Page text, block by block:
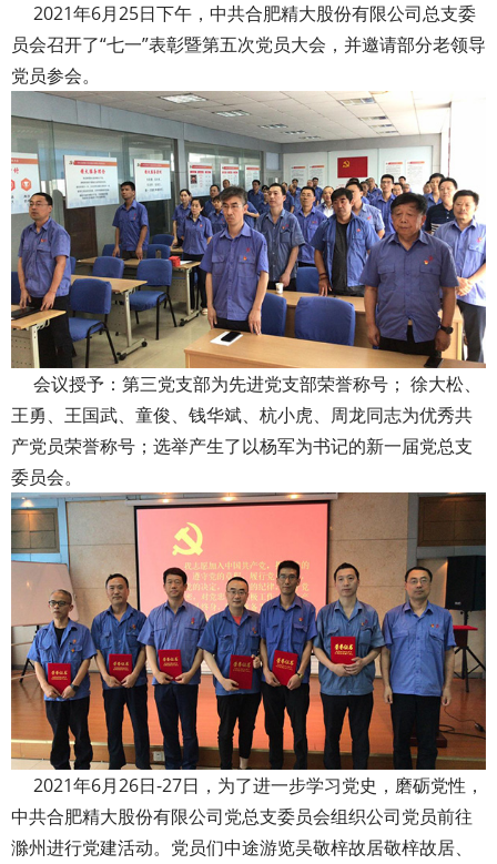
2021年6月25日下午，中共合肥精大股份有限公司总支委
员会召开了“七一”表彰暨第五次党员大会，并邀请部分老领导
党员参会。
会议授予：第三党支部为先进党支部荣誉称号； 徐大松、
王勇、王国武、童俊、钱华斌、杭小虎、周龙同志为优秀共
产党员荣誉称号；选举产生了以杨军为书记的新一届党总支
委员会。
2021年6月26日-27日，为了进一步学习党史，磨砺党性，
中共合肥精大股份有限公司党总支委员会组织公司党员前往
滁州进行党建活动。党员们中途游览吴敬梓故居敬梓故居、